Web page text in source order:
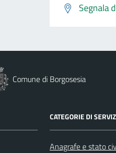
Segnala
Comune di Borgosesia
CATEGORIE DI
Anagrafe e stato